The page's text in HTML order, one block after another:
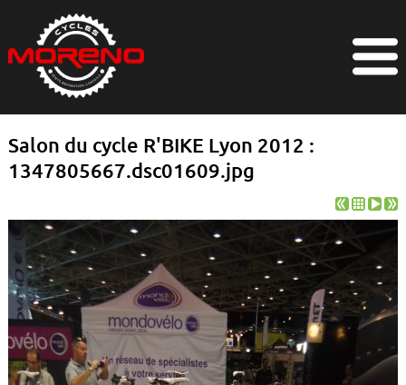
Salon du cycle R'BIKE Lyon 2012 :
1347805667.dsc01609.jpg